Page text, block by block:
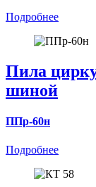
Подробнее
Пила
шиной
ППр-60н
Подробнее